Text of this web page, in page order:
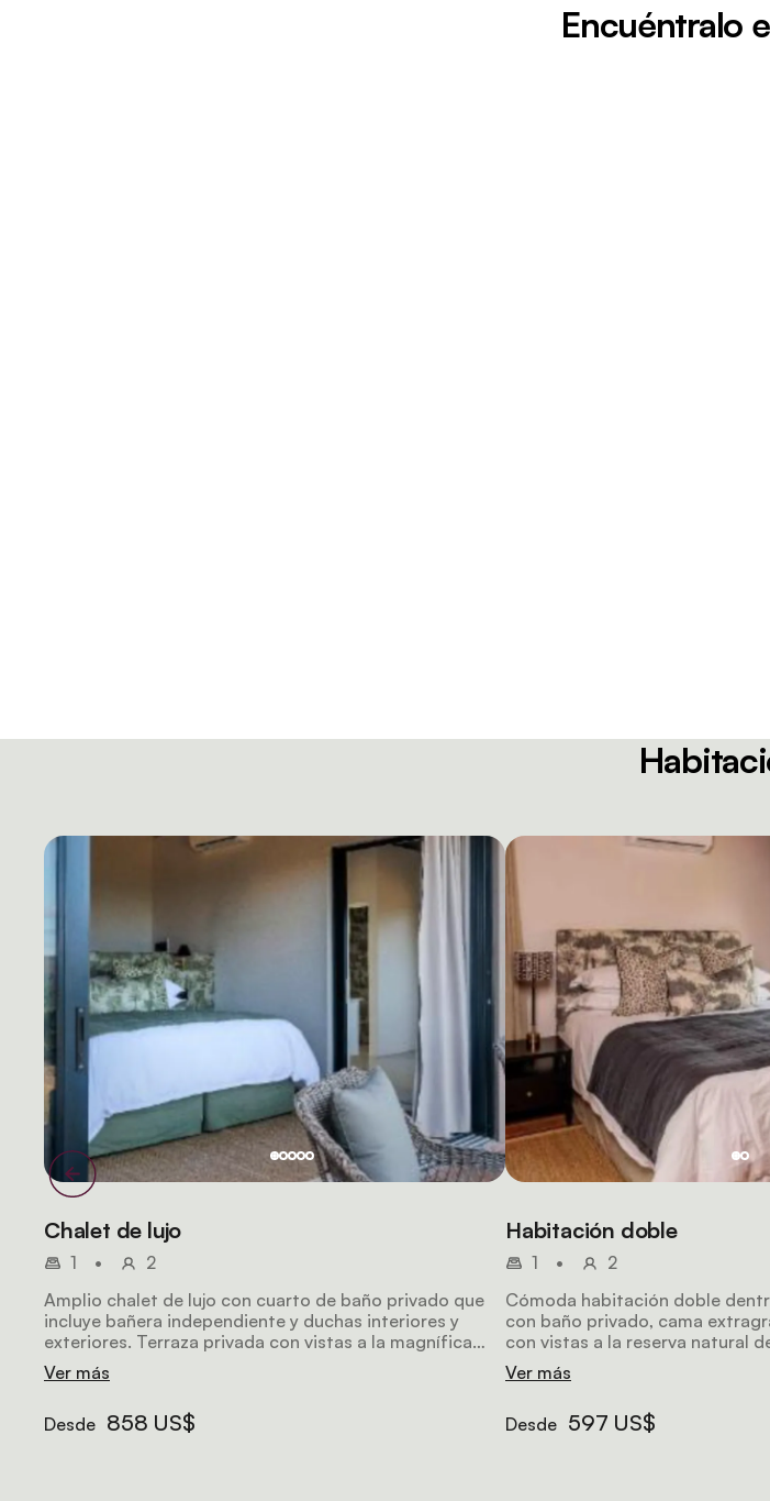
Encuéntralo
Chalet de lujo
1 •
2
Amplio chalet de lujo con cuarto de baño privado que
incluye bañera independiente y duchas interiores y
exteriores. Terraza privada con vistas a la magnífica
reserva natural de Amakhala. Las comodidades incluyen
cafetera, minibar y aire acondicionado.
Ver más
Desde 858 US$
Habitación doble
1 •
2
Cómoda habitación doble
con baño privado, cama
con vistas a la reserva natural
Ver más
Desde 597 US$